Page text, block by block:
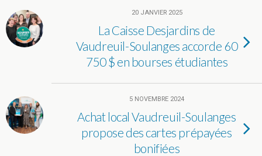
20 JANVIER 2025
La Caisse Desjardins de
Vaudreuil-Soulanges accorde 60
750 $ en bourses étudiantes
5 NOVEMBRE 2024
Achat local Vaudreuil-Soulanges
propose des cartes prépayées
bonifiées